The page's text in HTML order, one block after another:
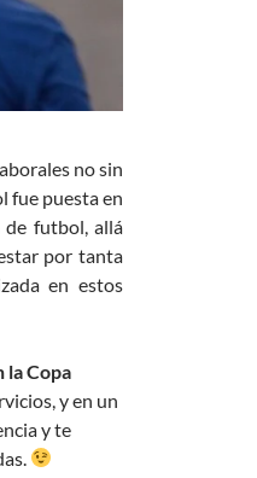
no sin
fue puesta en
de futbol, allá
por tanta
en estos
la Copa
y en un
y te